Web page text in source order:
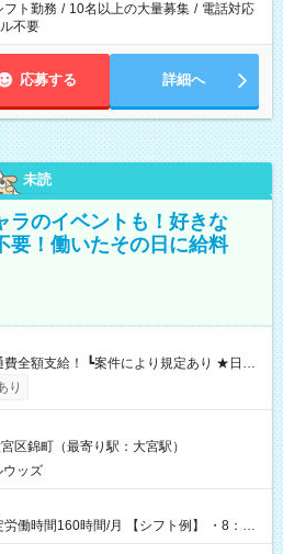
フト勤務 / 10名以上の大量募集 / 電話対応
不要
応募する 詳細へ
未読
ラのイベントも！好きな
！働いたその日に給料
┗働いたその日に現金GET♪ お仕事後はコ
引き落とせます！ 【試用期間】試
り
区錦町（最寄り駅：大宮駅）
ウッズ
時間/月 【シフト例】 ・8：00